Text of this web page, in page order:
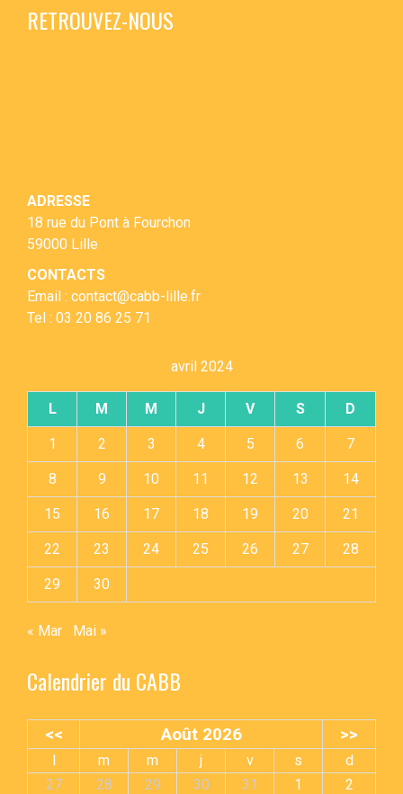
RETROUVEZ-NOUS
ADRESSE
18 rue du Pont à Fourchon
59000 Lille
CONTACTS
Email : contact@cabb-lille.fr
Tel : 03 20 86 25 71
avril 2024
L M M J V S D
1 2 3 4 5 6 7
8 9 10 11 12 13 14
15 16 17 18 19 20 21
22 23 24 25 26 27 28
29 30
« Mar Mai »
Calendrier du CABB
<< Août 2026 >>
l m m j v s
d
27
28 29 30 31 1
2